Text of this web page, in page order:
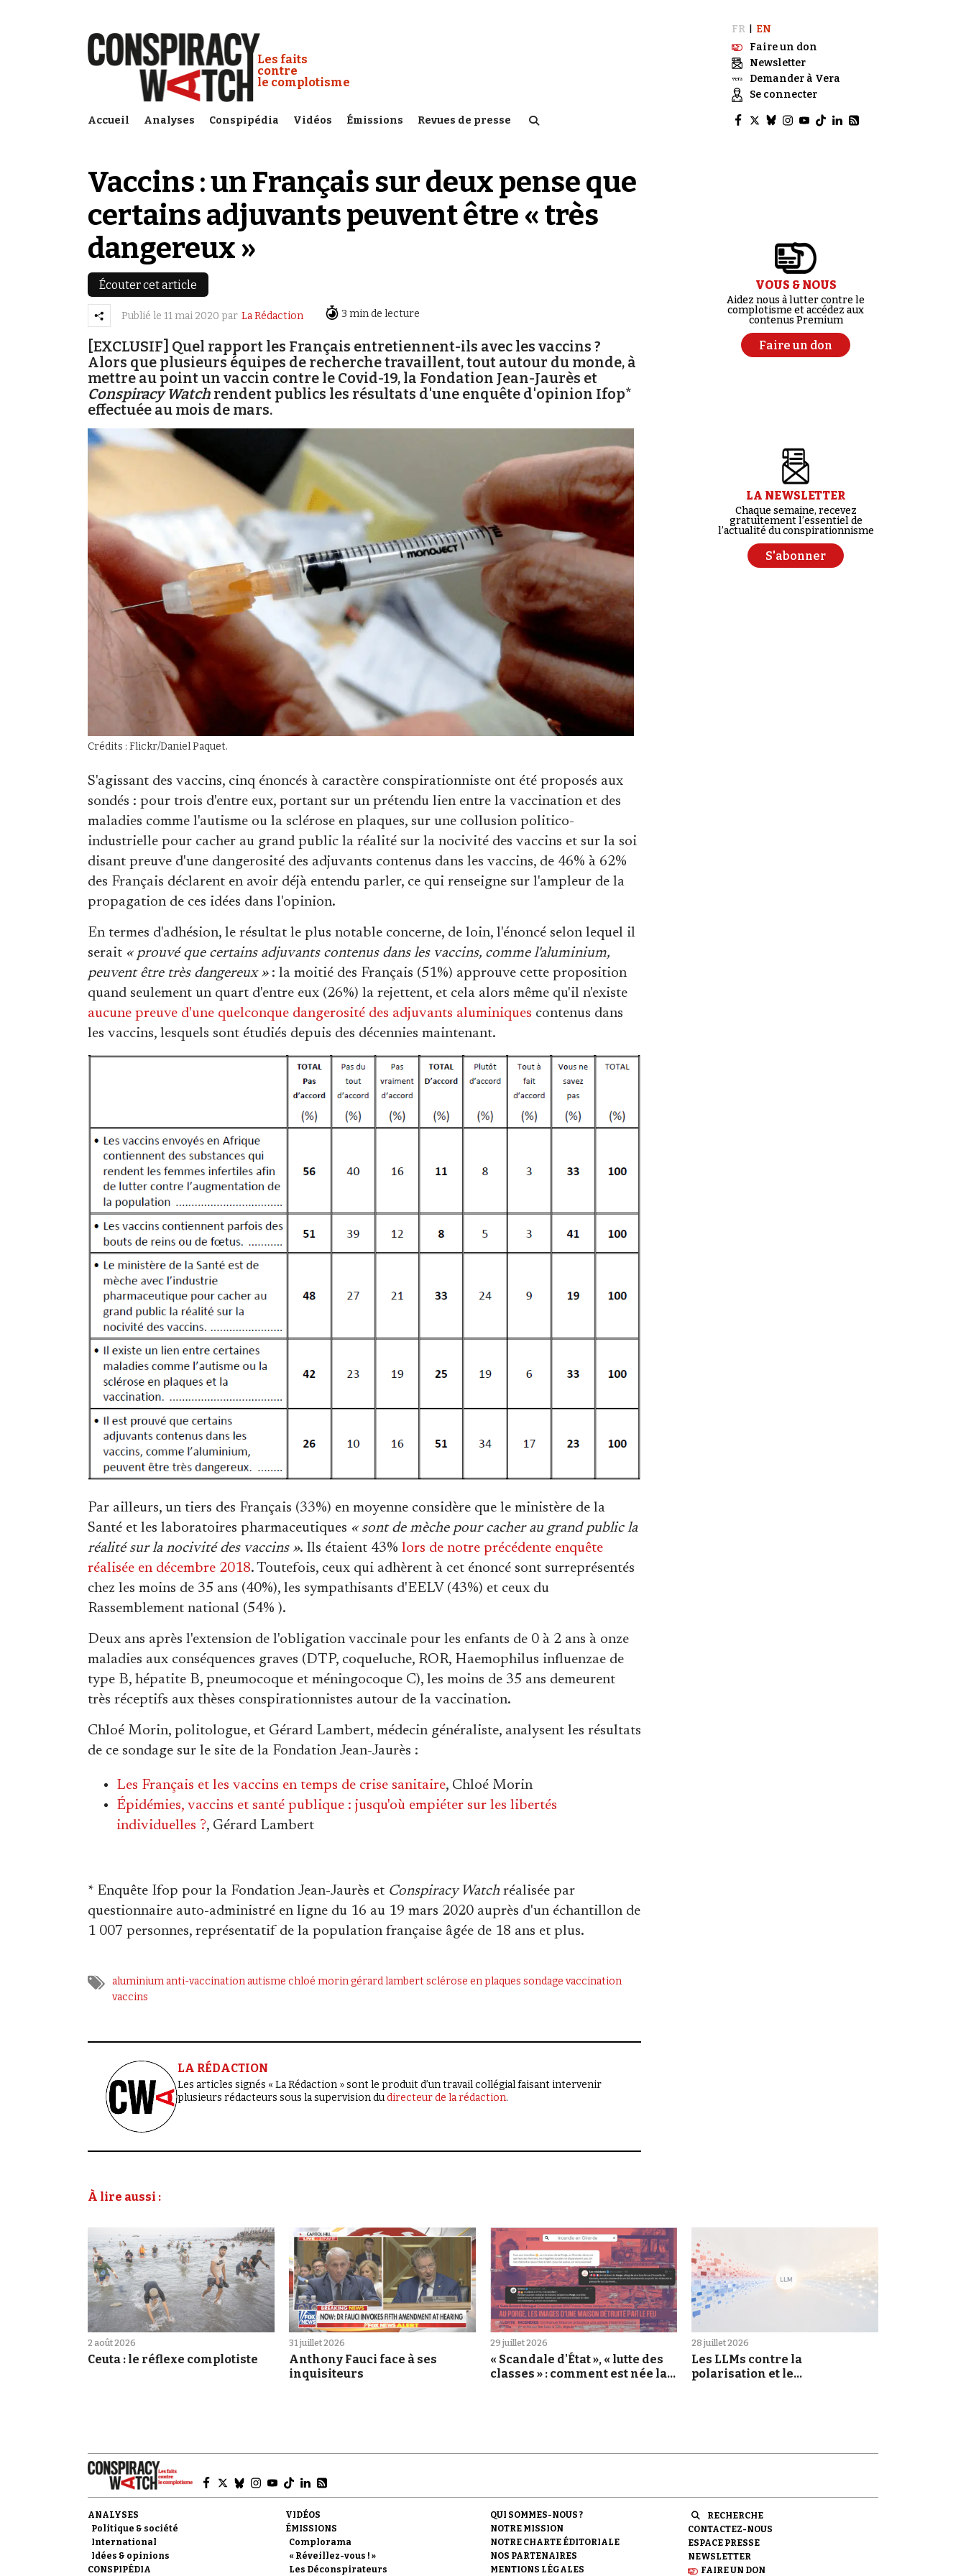
Conspiracy Watch :
Les faits
contre
le complotisme
Accueil Analyses Conspipédia Vidéos Émissions Revues de presse
FR
EN
Faire un don
Newsletter
Demander à Vera
Se connecter
Vaccins : un Français sur deux pense que
certains adjuvants peuvent être « très
dangereux »
Écouter cet article
Publié le 11 mai 2020 par La Rédaction 3 min de lecture
[EXCLUSIF] Quel rapport les Français entretiennent-ils avec les vaccins ?
Alors que plusieurs équipes de recherche travaillent, tout autour du monde, à
mettre au point un vaccin contre le Covid-19, la Fondation Jean-Jaurès et
Conspiracy Watch rendent publics les résultats d'une enquête d'opinion Ifop*
effectuée au mois de mars.
Crédits : Flickr/Daniel Paquet.
S'agissant des vaccins, cinq énoncés à caractère conspirationniste ont été proposés aux
sondés : pour trois d'entre eux, portant sur un prétendu lien entre la vaccination et des
maladies comme l'autisme ou la sclérose en plaques, sur une collusion politico-
industrielle pour cacher au grand public la réalité sur la nocivité des vaccins et sur la soi
disant preuve d'une dangerosité des adjuvants contenus dans les vaccins, de 46% à 62%
des Français déclarent en avoir déjà entendu parler, ce qui renseigne sur l'ampleur de la
propagation de ces idées dans l'opinion.
En termes d'adhésion, le résultat le plus notable concerne, de loin, l'énoncé selon lequel il
serait « prouvé que certains adjuvants contenus dans les vaccins, comme l'aluminium,
peuvent être très dangereux »: la moitié des Français (51%) approuve cette proposition
quand seulement un quart d'entre eux (26%) la rejettent, et cela alors même qu'il n'existe
aucune preuve d'une quelconque dangerosité des adjuvants aluminiques contenus dans
les vaccins, lesquels sont étudiés depuis des décennies maintenant.
Par ailleurs, un tiers des Français (33%) en moyenne considère que le ministère de la
Santé et les laboratoires pharmaceutiques « sont de mèche pour cacher au grand public la
réalité sur la nocivité des vaccins ». Ils étaient 43% lors de notre précédente enquête
réalisée en décembre 2018. Toutefois, ceux qui adhèrent à cet énoncé sont surreprésentés
chez les moins de 35 ans (40%), les sympathisants d'EELV (43%) et ceux du
Rassemblement national (54% ).
Deux ans après l'extension de l'obligation vaccinale pour les enfants de 0 à 2 ans à onze
maladies aux conséquences graves (DTP, coqueluche, ROR, Haemophilus influenzae de
type B, hépatite B, pneumocoque et méningocoque C), les moins de 35 ans demeurent
très réceptifs aux thèses conspirationnistes autour de la vaccination.
Chloé Morin, politologue, et Gérard Lambert, médecin généraliste, analysent les résultats
de ce sondage sur le site de la Fondation Jean-Jaurès :
Les Français et les vaccins en temps de crise sanitaire, Chloé Morin
Épidémies, vaccins et santé publique : jusqu'où empiéter sur les libertés
individuelles ?, Gérard Lambert
* Enquête Ifop pour la Fondation Jean-Jaurès et Conspiracy Watch réalisée par
questionnaire auto-administré en ligne du 16 au 19 mars 2020 auprès d'un échantillon de
1 007 personnes, représentatif de la population française âgée de 18 ans et plus.
aluminium anti-vaccination autisme chloé moringérard lambertsclérose en plaques sondage vaccination
vaccins
LA RÉDACTION
Les articles signés « La Rédaction » sont le produit d’un travail collégial faisant intervenir
plusieurs rédacteurs sous la supervision dudirecteur de la rédaction.
VOUS & NOUS
Aidez nous à lutter contre le
complotisme et accédez aux
contenus Premium
Faire un don
LA NEWSLETTER
Chaque semaine, recevez
gratuitement l’essentiel de
l’actualité du conspirationnisme
S'abonner
À lire aussi :
2 août 2026
Ceuta : le réflexe complotiste
31 juillet 2026
Anthony Fauci face à ses
inquisiteurs
29 juillet 2026
« Scandale d'État », « lutte des
classes » : comment est née la
28 juillet 2026
Les LLMs contre la
polarisation et le
ANALYSES
Politique & société
International
Idées & opinions
CONSPIPÉDIA
VIDÉOS
ÉMISSIONS
Complorama
« Réveillez-vous ! »
Les Déconspirateurs
QUI SOMMES-NOUS ?
NOTRE MISSION
NOTRE CHARTE ÉDITORIALE
NOS PARTENAIRES
MENTIONS LÉGALES
RECHERCHE
CONTACTEZ-NOUS
ESPACE PRESSE
NEWSLETTER
FAIRE UN DON